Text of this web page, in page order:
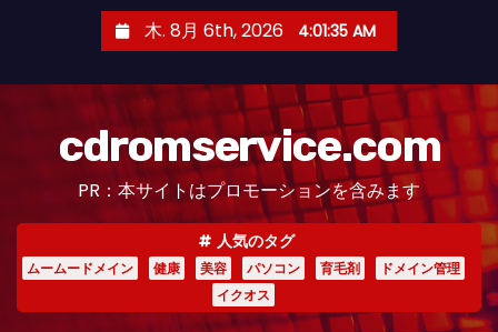
木. 8月 6th, 2026 4:01:36 AM
cdromservice.com
PR：本サイトはプロモーションを含みます
人気のタグ
ムームードメイン 健康 美容 パソコン 育毛剤
ドメイン管理
イクオス